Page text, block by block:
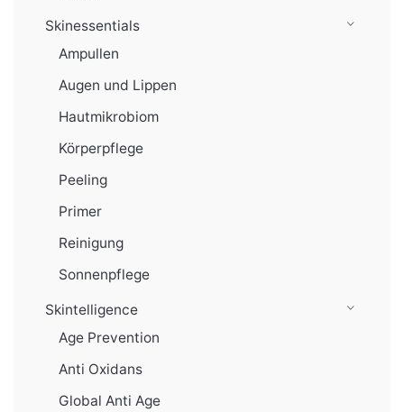
Skinessentials
Ampullen
Augen und Lippen
Hautmikrobiom
Körperpflege
Peeling
Primer
Reinigung
Sonnenpflege
Skintelligence
Age Prevention
Anti Oxidans
Global Anti Age